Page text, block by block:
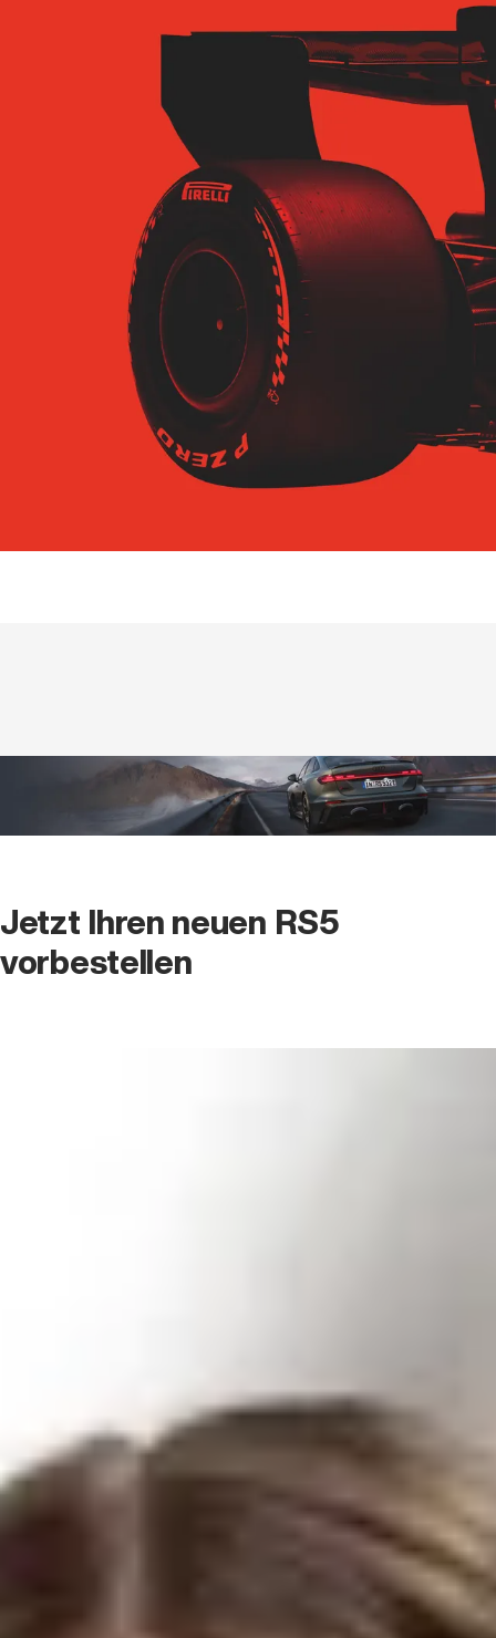
RS like never before.
Mehr erfahren
Jetzt Ihren neuen RS5
vorbestellen
m.allgaier@bhg-mobile.de
Kontakt speichern
Giuseppe Rizzo
Verkäufer Neuwagen
rizzo@bhg-mobile.de
Verkäufer Neuwagen